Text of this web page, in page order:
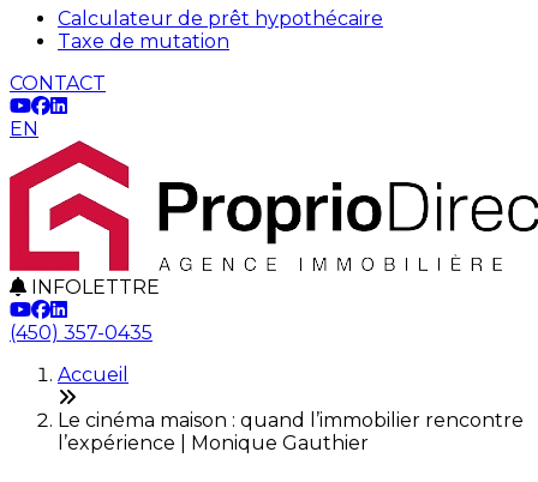
Calculateur de prêt hypothécaire
Taxe de mutation
CONTACT
EN
INFOLETTRE
(450) 357-0435
Accueil
Le cinéma maison : quand l’immobilier rencontre
l’expérience | Monique Gauthier